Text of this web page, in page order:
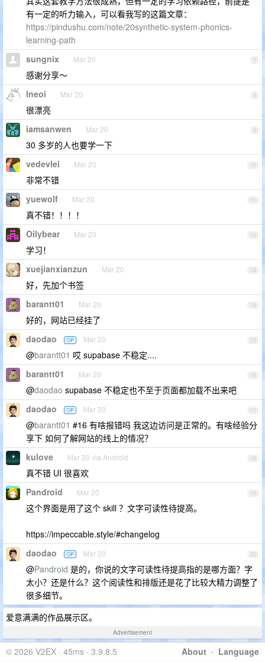
有一定的听力输入，可以看我写的这篇文章：
https://pindushu.com/note/20synthetic-system-phonics-
learning-path
7
sungnix Mar 20
感谢分享～
8
lneoi Mar 20
很漂亮
9
iamsanwen Mar 20
30 多岁的人也要学一下
10
vedevlei Mar 20
非常不错
11
yuewolf Mar 20
真不错！！！！
12
Oilybear Mar 20
学习！
13
xuejianxianzun Mar 20
好，先加个书签
14
barantt01 Mar 20
好的，网站已经挂了
15
daodao OP Mar 20
@barantt01 哎 supabase 不稳定....
16
barantt01 Mar 20
@daodao supabase 不稳定也不至于页面都加载不出来吧
17
daodao OP Mar 20
@barantt01 #16 有啥报错吗 我这边访问是正常的。有啥经验分
享下 如何了解网站的线上的情况？
18
kulove Mar 20 via Android
真不错 UI 很喜欢
19
Pandroid Mar 20
这个界面是用了这个 skill ？文字可读性待提高。
https://impeccable.style/#changelog
20
daodao OP Mar 20
@Pandroid 是的，你说的文字可读性待提高指的是哪方面？字
太小？还是什么？这个阅读性和排版还是花了比较大精力调整了
很多细节。
爱意满满的作品展示区。
Advertisement
About · Language
© 2026 V2EX · 45ms · 3.9.8.5